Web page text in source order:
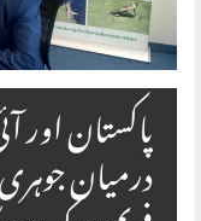
پاکستان
درمیان